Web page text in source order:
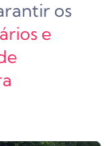
os
e